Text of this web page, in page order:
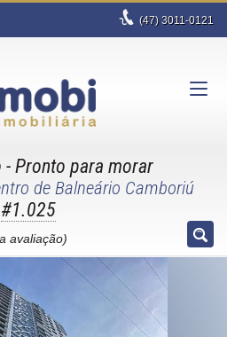
(47)3011-0121
- Pronto para morar
de Balneário Camboriú
#1.025
avaliação)